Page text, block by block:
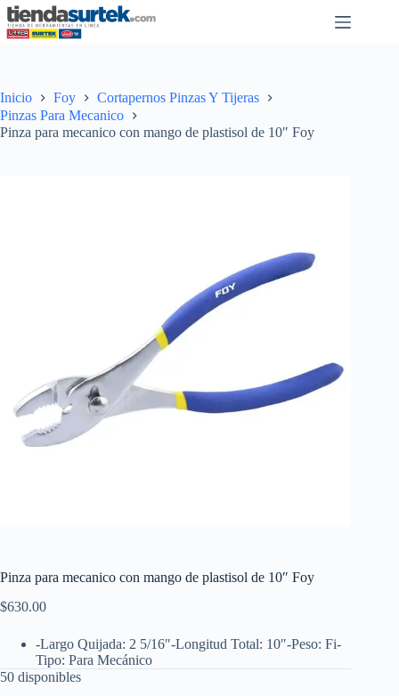
Saltar
al
contenido
Inicio Foy
Cortapernos Pinzas Y Tijeras
Pinzas Para Mecanico
Pinza para mecanico con mango de plastisol de 10″ Foy
Pinza para mecanico con mango de plastisol de 10″ Foy
$630.00
-Largo Quijada: 2 5/16″-Longitud Total: 10″-Peso: Fi-
Tipo: Para Mecánico
50 disponibles